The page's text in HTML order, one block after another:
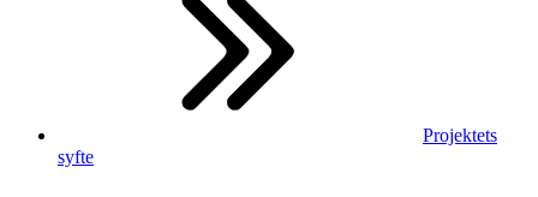
Projektets
syfte